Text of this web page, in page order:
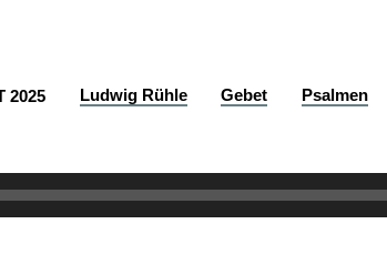
2025 Ludwig Rühle Gebet Psalmen